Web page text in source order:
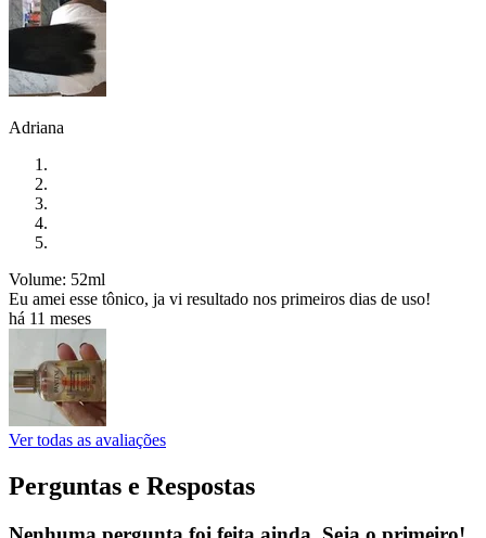
Adriana
Volume: 52ml
Eu amei esse tônico, ja vi resultado nos primeiros dias de uso!
há 11 meses
Ver todas as avaliações
Perguntas e Respostas